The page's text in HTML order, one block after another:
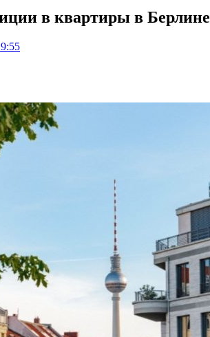
в квартиры в Берлине